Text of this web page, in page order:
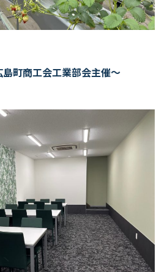
町商工会工業部会主催～